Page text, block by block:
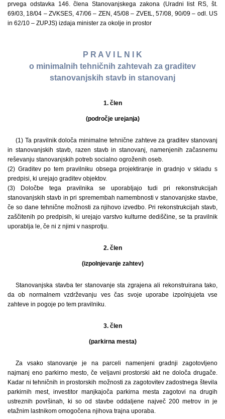
prvega odstavka 146. člena Stanovanjskega zakona (Uradni list RS, št.
69/03, 18/04 – ZVKSES, 47/06 – ZEN, 45/08 – ZVEtL, 57/08, 90/09 – odl. US
in 62/10 – ZUPJS) izdaja minister za okolje in prostor
P R A V I L N I K
o minimalnih tehničnih zahtevah za graditev
stanovanjskih stavb in stanovanj
1. člen
(področje urejanja)
(1) Ta pravilnik določa minimalne tehnične zahteve za graditev stanovanj
in stanovanjskih stavb, razen stavb in stanovanj, namenjenih začasnemu
reševanju stanovanjskih potreb socialno ogroženih oseb.
(2) Graditev po tem pravilniku obsega projektiranje in gradnjo v skladu s
predpisi, ki urejajo graditev objektov.
(3) Določbe tega pravilnika se uporabljajo tudi pri rekonstrukcijah
stanovanjskih stavb in pri spremembah namembnosti v stanovanjske stavbe,
če so dane tehnične možnosti za njihovo izvedbo. Pri rekonstrukcijah stavb,
zaščitenih po predpisih, ki urejajo varstvo kulturne dediščine, se ta pravilnik
uporablja le, če ni z njimi v nasprotju.
2. člen
(izpolnjevanje zahtev)
Stanovanjska stavba ter stanovanje sta zgrajena ali rekonstruirana tako,
da ob normalnem vzdrževanju ves čas svoje uporabe izpolnjujeta vse
zahteve in pogoje po tem pravilniku.
3. člen
(parkirna mesta)
Za vsako stanovanje je na parceli namenjeni gradnji zagotovljeno
najmanj eno parkirno mesto, če veljavni prostorski akt ne določa drugače.
Kadar ni tehničnih in prostorskih možnosti za zagotovitev zadostnega števila
parkirnih mest, investitor manjkajoča parkirna mesta zagotovi na drugih
ustreznih površinah, ki so od stavbe oddaljene največ 200 metrov in je
etažnim lastnikom omogočena njihova trajna uporaba.